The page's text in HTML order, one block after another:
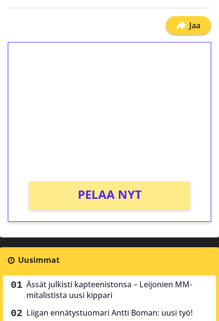
Jaa
PELAA NYT
Uusimmat
Ässät julkisti kapteenistonsa – Leijonien MM-
mitalistista uusi kippari
Liigan ennätystuomari Antti Boman: uusi työ!